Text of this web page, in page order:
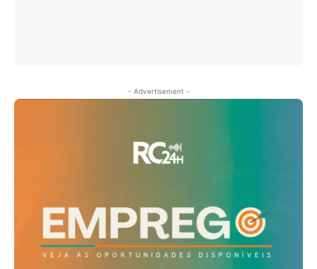
- Advertisement -